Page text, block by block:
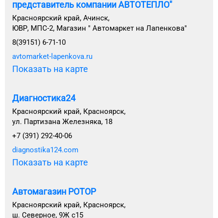
представитель компании АВТОТЕПЛО"
Красноярский край, Ачинск,
ЮВР, МПС-2, Магазин " Автомаркет на Лапенкова"
8(39151) 6-71-10
avtomarket-lapenkova.ru
Показать на карте
Диагностика24
Красноярский край, Красноярск,
ул. Партизана Железняка, 18
+7 (391) 292-40-06
diagnostika124.com
Показать на карте
Автомагазин РОТОР
Красноярский край, Красноярск,
ш. Северное, 9Ж с15